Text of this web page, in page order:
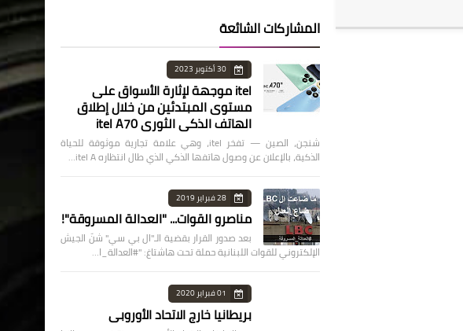
المشاركات الشائعة
30 أكتوبر 2023
itel موجهة لإثارة الأسواق على
مستوى المبتدئين من خلال إطلاق
الهاتف الذكي الثوري itel A70
شنجن، الصين — تفخر itel، وهي علامة تجارية موثوقة للحياة
الذكية، بالإعلان عن وصول هاتفها الذكي الذي طال انتظاره itel A…
28 فبراير 2019
مناصرو القوات... "العدالة المسروقة"!
بعد صدور القرار بقضية الـ"ال بي سي" شنّ الجيش
الإلكتروني للقوات اللبنانية حملة تحت هاشتاغ: "#العدالة_ا…
01 فبراير 2020
بريطانيا خارج الاتحاد الأوروبي